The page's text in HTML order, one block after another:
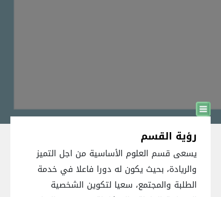
رؤية القسم
يسعى قسم العلوم الأساسية من اجل التميز
والريادة، بحيث يكون له دورا فاعلا في خدمة
الطلبة والمجتمع، سعيا لتكوين الشخصية